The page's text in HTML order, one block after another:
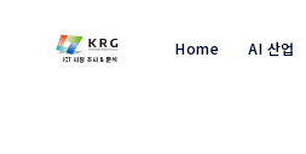
Home AI 산업